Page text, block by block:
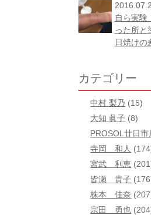
自ら実験
った所と
日焼けの
カテゴリー
中村 梨乃 (15)
大知 眞子 (8)
PROSOL廿日市
寺岡 和人
宮武 利恵
皆瀬 貴子
株本 佳奈
宗田 勇也